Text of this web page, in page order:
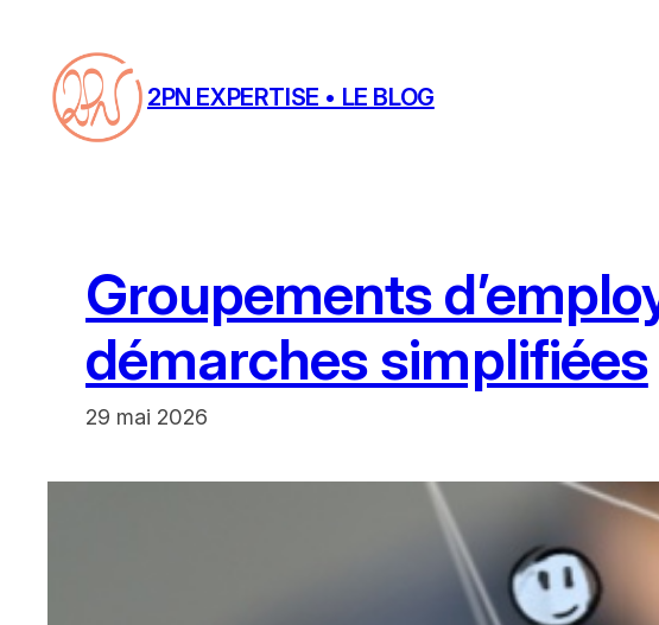
contenu
2PN EXPERTISE • LE BLOG
Groupements
démarches simplifiées
29 mai 2026